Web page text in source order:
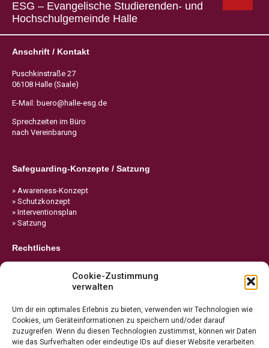
Cookie-Zustimmung
verwalten
Um dir ein optimales Erlebnis zu bieten, verwenden wir Technologien wie
Cookies, um Geräteinformationen zu speichern und/oder darauf
zuzugreifen. Wenn du diesen Technologien zustimmst, können wir Daten
wie das Surfverhalten oder eindeutige IDs auf dieser Website verarbeiten.
ESG – Evangelische Studierenden- und
Hochschulgemeinde Halle
Anschrift / Kontakt
Puschkinstraße 27
06108 Halle (Saale)
E-Mail: buero@halle-esg.de
Sprechzeiten im Büro
nach Vereinbarung
Safeguarding-Konzepte / Satzung
» Awareness-Konzept
» Schutzkonzept
» Interventionsplan
» Satzung
Rechtliches
» Cookie-Richtlinie